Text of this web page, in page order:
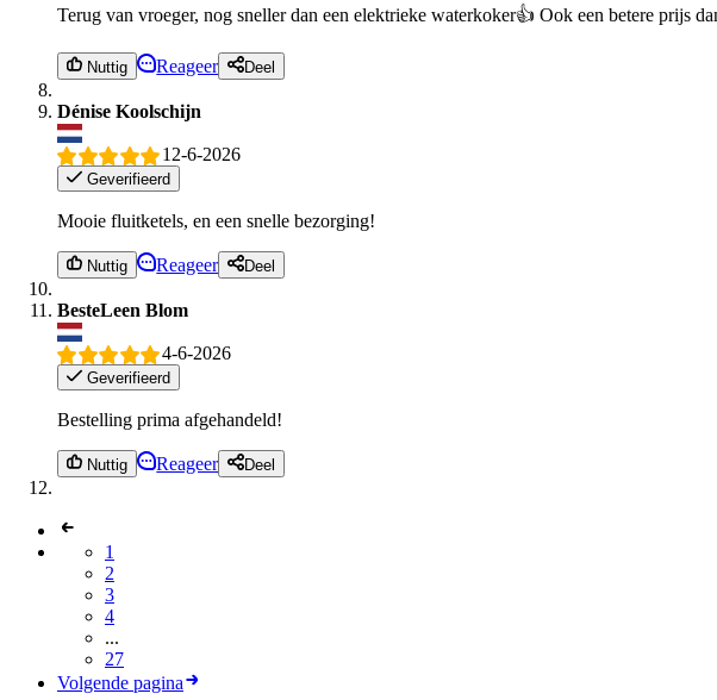
Terug van vroeger, nog sneller dan een elektrieke waterkoker👍 Ook een betere prijs
Nuttig Reageer Deel
Dénise Koolschijn
12-6-2026
Geverifieerd
Mooie fluitketels, en een snelle bezorging!
Nuttig Reageer Deel
BesteLeen Blom
4-6-2026
Geverifieerd
Bestelling prima afgehandeld!
Nuttig Reageer Deel
1
2
3
4
...
27
Volgende pagina